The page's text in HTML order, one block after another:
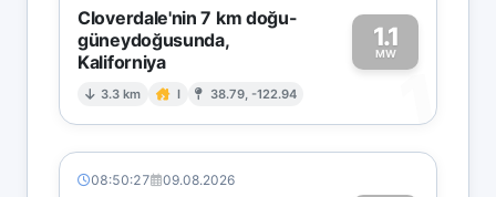
Cloverdale'nin 7 km doğu-
güneydoğusunda,
Kaliforniya
3.3 km I 38.79, -122.94
1.1
MW
1
08:50:27 09.08.2026